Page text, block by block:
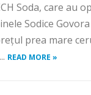
Soda, care au
Sodice
prea mare
READ MORE »